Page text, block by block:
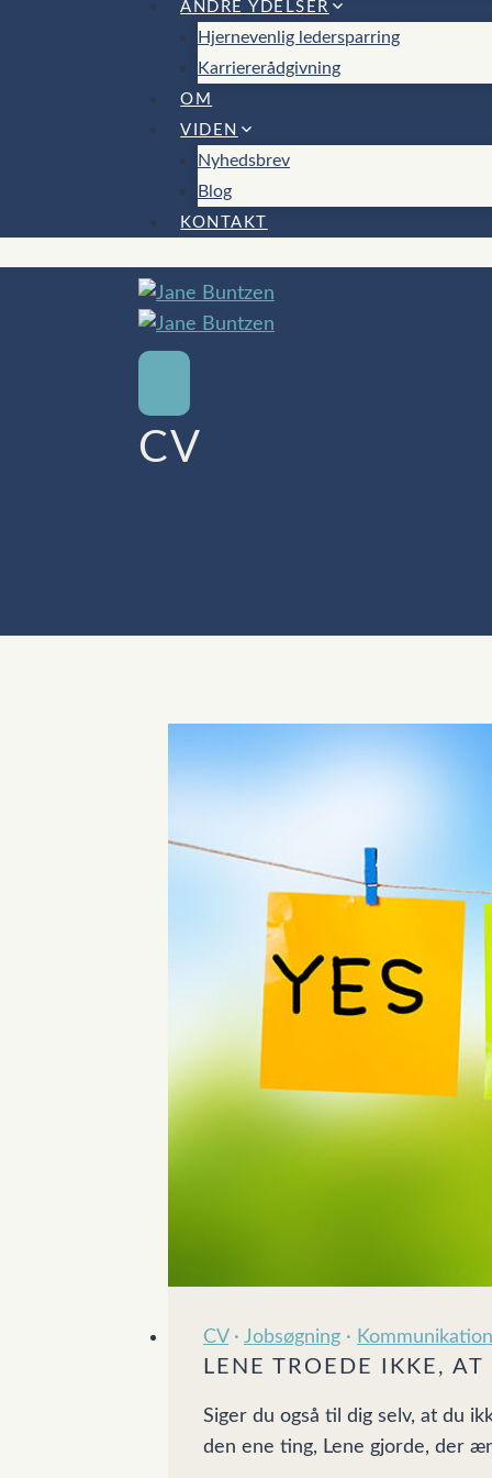
ANDRE YDELSER
Hjernevenlig ledersparring
Karriererådgivning
OM
VIDEN
Nyhedsbrev
Blog
KONTAKT
CV
CV· Jobsøgning · Kommunikation
LENE TROEDE IKKE,
Siger du også til dig selv, at du
den ene ting, Lene gjorde, der